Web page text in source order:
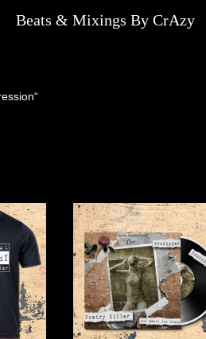
Beats & Mixings By CrAzy